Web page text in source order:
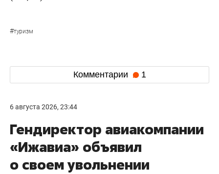
#туризм
Комментарии 1
6 августа 2026, 23:44
Гендиректор авиакомпании
«Ижавиа» объявил
о своем увольнении